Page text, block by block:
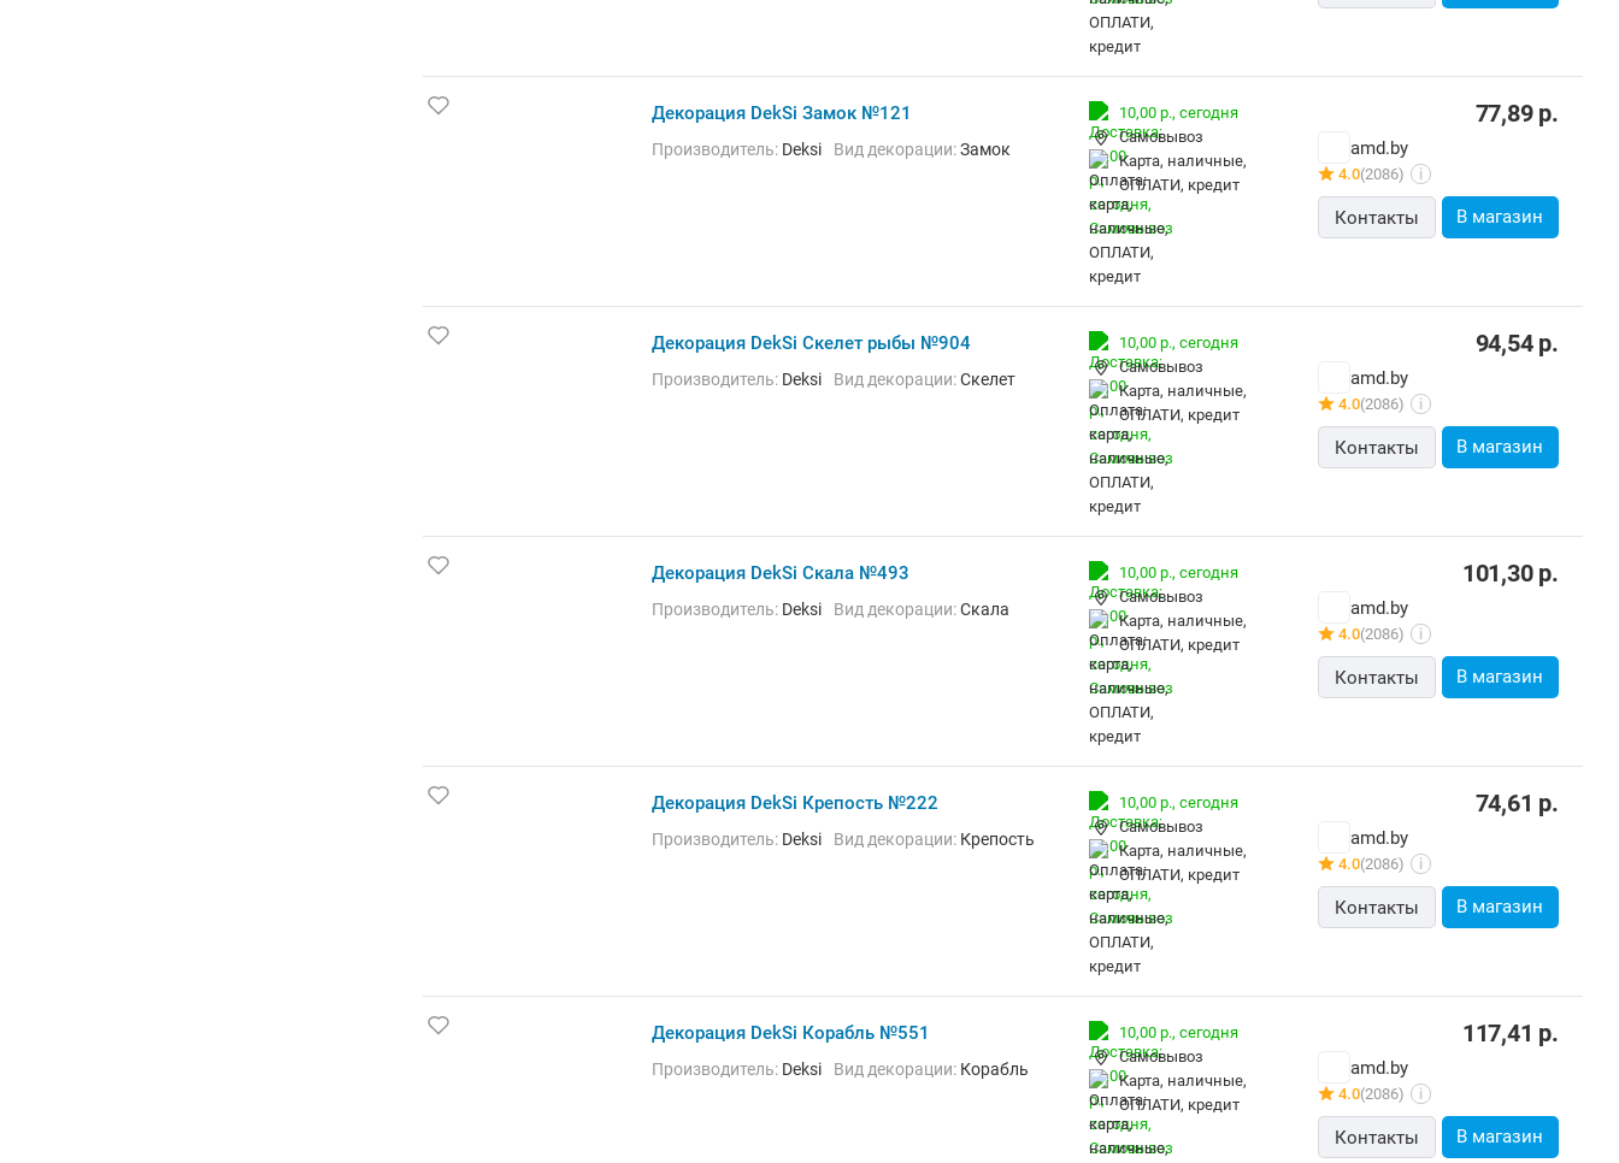
Декорация DekSi Замок №121
Производитель: Deksi Вид декорации:Замок
10,00 р., сегодня
Самовывоз
карта, наличные,
ОПЛАТИ, кредит
77,89р.
amd.by
4.0(2086) i
Контакты В магазин
Декорация DekSi Скелет рыбы №904
Производитель: Deksi Вид декорации:Скелет
10,00 р., сегодня
Самовывоз
карта, наличные,
ОПЛАТИ, кредит
94,54р.
amd.by
4.0(2086) i
Контакты В магазин
Декорация DekSi Скала №493
Производитель: Deksi Вид декорации:Скала
10,00 р., сегодня
Самовывоз
карта, наличные,
ОПЛАТИ, кредит
101,30р.
amd.by
4.0(2086) i
Контакты В магазин
Декорация DekSi Крепость №222
Производитель: Deksi Вид декорации: Крепость
10,00 р., сегодня
Самовывоз
карта, наличные,
ОПЛАТИ, кредит
74,61 р.
amd.by
4.0(2086) i
Контакты В магазин
Декорация DekSi Корабль №551
Производитель: Deksi Вид декорации: Корабль
10,00 р., сегодня
Самовывоз
карта, наличные,
ОПЛАТИ, кредит
117,41 р.
amd.by
4.0(2086) i
Контакты В магазин